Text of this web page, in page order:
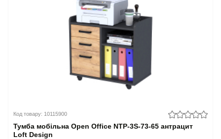
Код товару: 10115900
Тумба мобільна Open Office NTP-3S-73-65 антрацит
Loft Design